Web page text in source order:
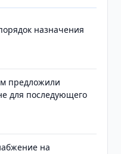
назначения
предложили
для последующего
на